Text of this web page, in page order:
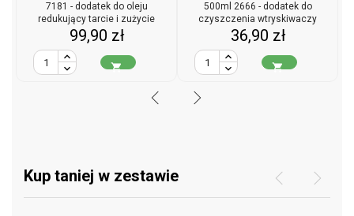
7181 - dodatek do oleju
redukujący tarcie i zużycie
Cena
99,90 zł

500ml 2666 - dodatek do
czyszczenia wtryskiwaczy
diesla
Cena
36,90 zł

Kup taniej w zestawie